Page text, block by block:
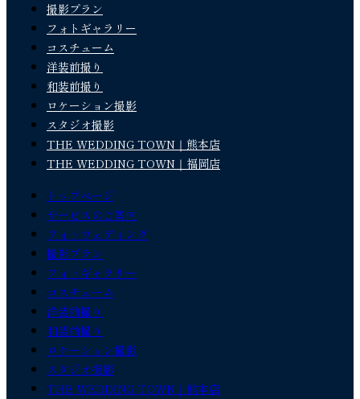
撮影プラン
フォトギャラリー
コスチューム
洋装前撮り
和装前撮り
ロケーション撮影
スタジオ撮影
THE WEDDING TOWN｜熊本店
THE WEDDING TOWN｜福岡店
トップページ
サービスのご案内
フォトウェディング
撮影プラン
フォトギャラリー
コスチューム
洋装前撮り
和装前撮り
ロケーション撮影
スタジオ撮影
THE WEDDING TOWN｜熊本店